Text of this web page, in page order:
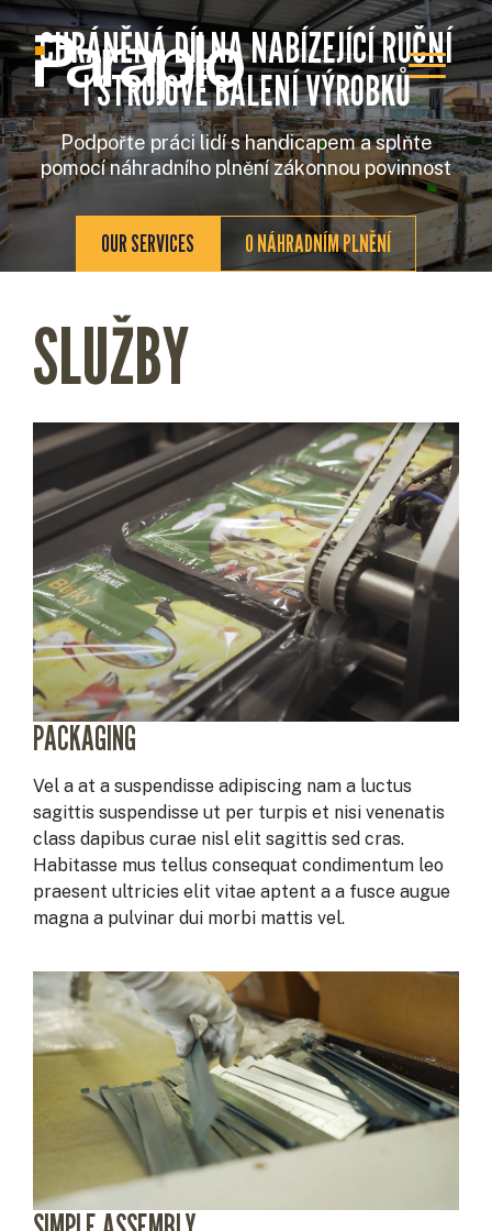
CHRÁNĚNÁ DÍLNA NABÍZEJÍCÍ RUČNÍ
I STROJOVÉ BALENÍ VÝROBKŮ
Podpořte práci lidí s handicapem a splňte
pomocí náhradního plnění zákonnou povinnost
OUR SERVICES O NÁHRADNÍM PLNĚNÍ
SLUŽBY
PACKAGING
Vel a at a suspendisse adipiscing nam a luctus
sagittis suspendisse ut per turpis et nisi venenatis
class dapibus curae nisl elit sagittis sed cras.
Habitasse mus tellus consequat condimentum leo
praesent ultricies elit vitae aptent a a fusce augue
magna a pulvinar dui morbi mattis vel.